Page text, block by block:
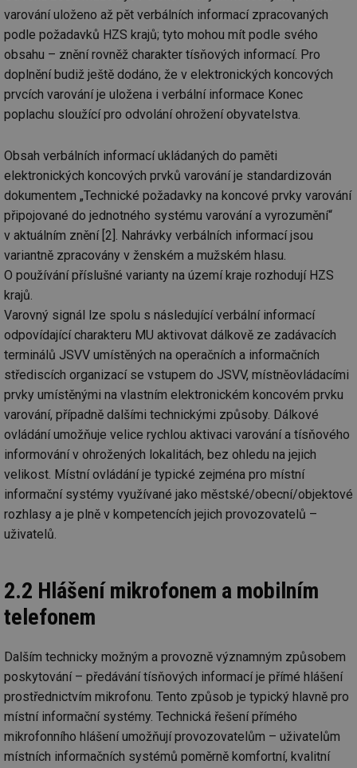
varování uloženo až pět verbálních informací zpracovaných
podle požadavků HZS krajů; tyto mohou mít podle svého
obsahu – znění rovněž charakter tísňových informací. Pro
doplnění budiž ještě dodáno, že v elektronických koncových
prvcích varování je uložena i verbální informace Konec
poplachu sloužící pro odvolání ohrožení obyvatelstva.
Obsah verbálních informací ukládaných do paměti
elektronických koncových prvků varování je standardizován
dokumentem „Technické požadavky na koncové prvky varování
připojované do jednotného systému varování a vyrozumění“
v aktuálním znění [2]. Nahrávky verbálních informací jsou
variantně zpracovány v ženském a mužském hlasu.
O používání příslušné varianty na území kraje rozhodují HZS
krajů.
Varovný signál lze spolu s následující verbální informací
odpovídající charakteru MU aktivovat dálkově ze zadávacích
terminálů JSVV umístěných na operačních a informačních
střediscích organizací se vstupem do JSVV, místně­ovládacími
prvky umístěnými na vlastním elektronickém koncovém prvku
varování, případně dalšími technickými způsoby. Dálkové
ovládání umožňuje velice rychlou aktivaci varování a tísňového
informování v ohrožených lokalitách, bez ohledu na jejich
velikost. Místní ovládání je typické zejména pro místní
informační systémy využívané jako městské/obecní/objektové
rozhlasy a je plně v kompetencích jejich provozovatelů –
uživatelů.
2.2 Hlášení mikrofonem a mobilním
telefonem
Dalším technicky možným a provozně významným způsobem
poskytování – předávání tísňových informací je přímé hlášení
prostřednictvím mikrofonu. Tento způsob je typický hlavně pro
místní informační systémy. Technická řešení přímého
mikrofonního hlášení umožňují provozovatelům – uživatelům
místních informačních systémů poměrně komfortní, kvalitní